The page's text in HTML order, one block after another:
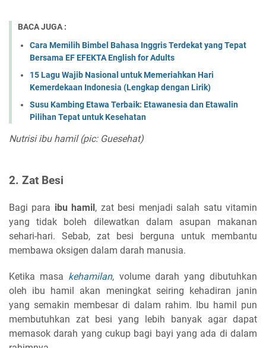
BACA JUGA :
Cara Memilih Bimbel Bahasa Inggris Terdekat yang Tepat
Bersama EF EFEKTA English for Adults
15 Lagu Wajib Nasional untuk Memeriahkan Hari
Kemerdekaan Indonesia (Lengkap dengan Lirik)
Susu Kambing Etawa Terbaik: Etawanesia dan Etawalin
Pilihan Tepat untuk Kesehatan
Nutrisi ibu hamil (pic: Guesehat)
2. Zat Besi
Bagi para ibu hamil, zat besi menjadi salah satu vitamin
yang tidak boleh dilewatkan dalam asupan makanan
sehari-hari. Sebab, zat besi berguna untuk membantu
membawa oksigen dalam darah manusia.
Ketika masa kehamilan, volume darah yang dibutuhkan
oleh ibu hamil akan meningkat seiring kehadiran janin
yang semakin membesar di dalam rahim. Ibu hamil pun
membutuhkan zat besi yang lebih banyak agar dapat
memasok darah yang cukup bagi bayi yang ada di dalam